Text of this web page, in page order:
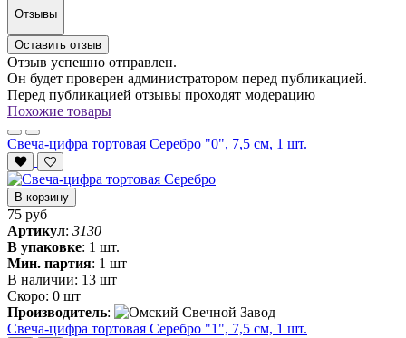
Отзывы
Оставить отзыв
Отзыв успешно отправлен.
Он будет проверен администратором перед публикацией.
Перед публикацией отзывы проходят модерацию
Похожие товары
Свеча-цифра тортовая Серебро "0", 7,5 см, 1 шт.
В корзину
75 руб
Артикул: 3130
В упаковке: 1 шт.
Мин. партия: 1 шт
В наличии: 13 шт
Скоро: 0 шт
Производитель:
Свеча-цифра тортовая Серебро "1", 7,5 см, 1 шт.